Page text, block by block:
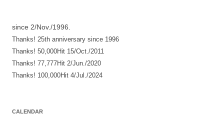
ン
since 2/Nov./1996.
Thanks! 25th anniversary since 1996
Thanks! 50,000Hit 15/Oct./2011
Thanks! 77,777Hit 2/Jun./2020
Thanks! 100,000Hit 4/Jul./2024
CALENDAR